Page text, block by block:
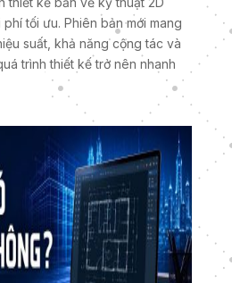
tối ưu. Phiên bản mới mang
suất, khả năng cộng tác và
trình thiết kế trở nên nhanh